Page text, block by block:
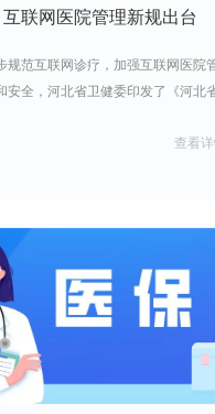
联网医院管理新规出台
规范互联网诊疗，加强互联网医院
安全，河北省卫健委印发了《河北
施行，有效期5年。
查看